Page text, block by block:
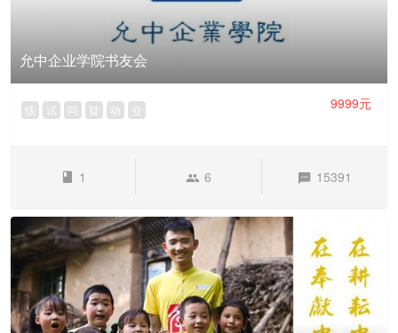
允中企业学院书友会
练 试 问 疑 动 业 9999元
1 6 15391